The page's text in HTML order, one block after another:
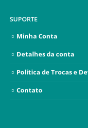
SUPORTE
Minha Conta
Detalhes da conta
Política de Trocas e
Contato